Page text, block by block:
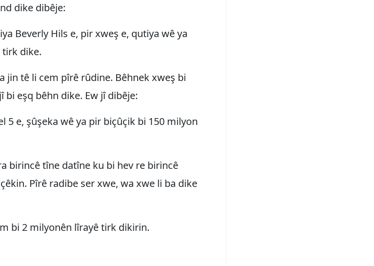
dike dibêje:
Beverly Hils e, pir xweş e, qutiya wê ya
tirk dike.
jin tê li cem pîrê rûdine. Bêhnek xweş bi
bi eşq bêhn dike. Ew jî dibêje:
5 e, şûşeka wê ya pir biçûçik bi 150 milyon
birincê tîne datîne ku bi hev re birincê
Pîrê radibe ser xwe, wa xwe li ba dike
bi 2 milyonên lîrayê tirk dikirin.